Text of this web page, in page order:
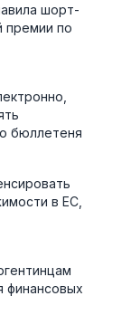
шорт-
премии по
бюллетеня
в ЕС,
финансовых